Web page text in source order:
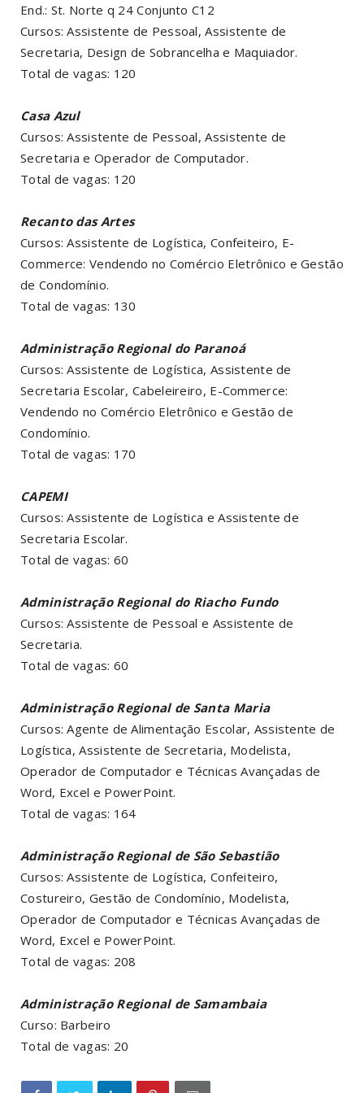
End.: St. Norte q 24 Conjunto C12
Cursos: Assistente de Pessoal, Assistente de
Secretaria, Design de Sobrancelha e Maquiador.
Total de vagas: 120
Casa Azul
Cursos: Assistente de Pessoal, Assistente de
Secretaria e Operador de Computador.
Total de vagas: 120
Recanto das Artes
Cursos: Assistente de Logística, Confeiteiro, E-
Commerce: Vendendo no Comércio Eletrônico e Gestão
de Condomínio.
Total de vagas: 130
Administração Regional do Paranoá
Cursos: Assistente de Logística, Assistente de
Secretaria Escolar, Cabeleireiro, E-Commerce:
Vendendo no Comércio Eletrônico e Gestão de
Condomínio.
Total de vagas: 170
CAPEMI
Cursos: Assistente de Logística e Assistente de
Secretaria Escolar.
Total de vagas: 60
Administração Regional do Riacho Fundo
Cursos: Assistente de Pessoal e Assistente de
Secretaria.
Total de vagas: 60
Administração Regional de Santa Maria
Cursos: Agente de Alimentação Escolar, Assistente de
Logística, Assistente de Secretaria, Modelista,
Operador de Computador e Técnicas Avançadas de
Word, Excel e PowerPoint.
Total de vagas: 164
Administração Regional de São Sebastião
Cursos: Assistente de Logística, Confeiteiro,
Costureiro, Gestão de Condomínio, Modelista,
Operador de Computador e Técnicas Avançadas de
Word, Excel e PowerPoint.
Total de vagas: 208
Administração Regional de Samambaia
Curso: Barbeiro
Total de vagas: 20